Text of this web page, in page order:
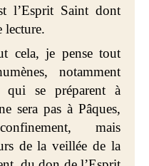
l’Esprit Saint dont
lecture.
cela, je pense tout
notamment
qui se préparent à
sera pas à Pâques,
mais
de la veillée de la